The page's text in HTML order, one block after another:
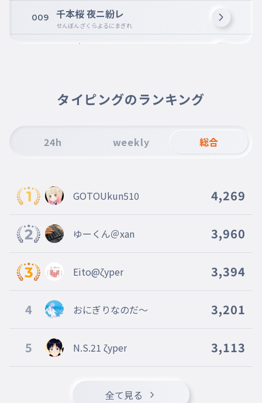
009 千本桜 夜ニ紛レ
せんぼんざくらよるにまぎれ
君ノ声モ届カナイヨ
ここはうたげはがねのおり
三千世界 常世之闇
014 嘆ク唄モ聞コエナイヨ
なげくうたもきこえないよ
せいらんのそらはるかかなた
いったりきたりの花魁道中
019 アイツもコイツも皆で集まれ
せいじゃのこうしんわんっ つー さん しっ
タイピングのランキング
24h weekly 総合
GOTOUkun510 4,269
ゆーくん＠xan 3,960
Eito@ζyper 3,394
4 おにぎりなのだ～ 3,201
5 N.S.21 ζyper 3,113
全て見る